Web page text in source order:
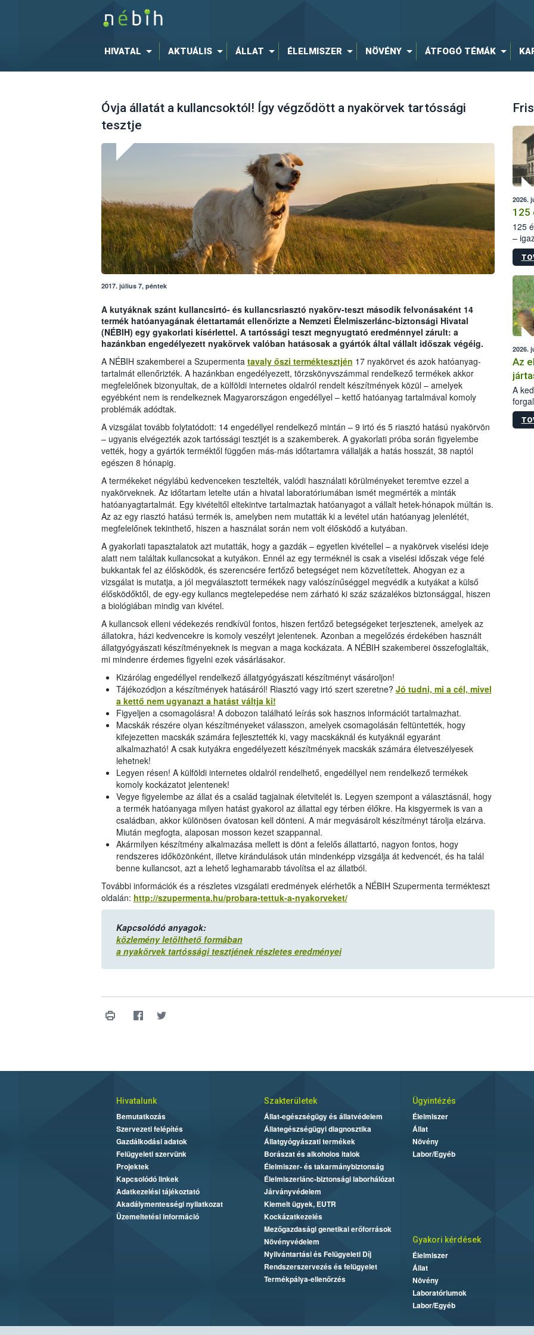
HIVATAL AKTUÁLIS ÁLLAT ÉLELMISZER NÖVÉNY ÁTFOGÓ TÉMÁK
Óvja állatát a kullancsoktól! Így végződött a nyakörvek tartóssági
tesztje
2017. július 7, péntek
A kutyáknak szánt kullancsirtó- és kullancsriasztó nyakörv-teszt második felvonásaként 14
termék hatóanyagának élettartamát ellenőrizte a Nemzeti Élelmiszerlánc-biztonsági Hivatal
(NÉBIH) egy gyakorlati kísérlettel. A tartóssági teszt megnyugtató eredménnyel zárult: a
hazánkban engedélyezett nyakörvek valóban hatásosak a gyártók által vállalt időszak végéig.
A NÉBIH szakemberei a Szupermenta tavaly őszi terméktesztjén 17 nyakörvet és azok hatóanyag-
tartalmát ellenőrizték. A hazánkban engedélyezett, törzskönyvszámmal rendelkező termékek akkor
megfelelőnek bizonyultak, de a külföldi internetes oldalról rendelt készítmények közül – amelyek
egyébként nem is rendelkeznek Magyarországon engedéllyel – kettő hatóanyag tartalmával komoly
problémák adódtak.
A vizsgálat tovább folytatódott: 14 engedéllyel rendelkező mintán – 9 irtó és 5 riasztó hatású nyakörvön
– ugyanis elvégezték azok tartóssági tesztjét is a szakemberek. A gyakorlati próba során figyelembe
vették, hogy a gyártók terméktől függően más-más időtartamra vállalják a hatás hosszát, 38 naptól
egészen 8 hónapig.
A termékeket négylábú kedvenceken tesztelték, valódi használati körülményeket teremtve ezzel a
nyakörveknek. Az időtartam letelte után a hivatal laboratóriumában ismét megmérték a minták
hatóanyagtartalmát. Egy kivételtől eltekintve tartalmaztak hatóanyagot a vállalt hetek-hónapok múltán is.
Az az egy riasztó hatású termék is, amelyben nem mutatták ki a levétel után hatóanyag jelenlétét,
megfelelőnek tekinthető, hiszen a használat során nem volt élősködő a kutyában.
A gyakorlati tapasztalatok azt mutatták, hogy a gazdák – egyetlen kivétellel – a nyakörvek viselési ideje
alatt nem találtak kullancsokat a kutyákon. Ennél az egy terméknél is csak a viselési időszak vége felé
bukkantak fel az élősködök, és szerencsére fertőző betegséget nem közvetítettek. Ahogyan ez a
vizsgálat is mutatja, a jól megválasztott termékek nagy valószínűséggel megvédik a kutyákat a külső
élősködőktől, de egy-egy kullancs megtelepedése nem zárható ki száz százalékos biztonsággal, hiszen
a biológiában mindig van kivétel.
A kullancsok elleni védekezés rendkívül fontos, hiszen fertőző betegségeket terjesztenek, amelyek az
állatokra, házi kedvencekre is komoly veszélyt jelentenek. Azonban a megelőzés érdekében használt
állatgyógyászati készítményeknek is megvan a maga kockázata. A NÉBIH szakemberei összefoglalták,
mi mindenre érdemes figyelni ezek vásárlásakor.
Kizárólag engedéllyel rendelkező állatgyógyászati készítményt vásároljon!
Tájékozódjon a készítmények hatásáról! Riasztó vagy irtó szert szeretne? Jó tudni, mi a cél, mivel
a kettő nem ugyanazt a hatást váltja ki!
Figyeljen a csomagolásra! A dobozon található leírás sok hasznos információt tartalmazhat.
Macskák részére olyan készítményeket válasszon, amelyek csomagolásán feltüntették, hogy
kifejezetten macskák számára fejlesztették ki, vagy macskáknál és kutyáknál egyaránt
alkalmazható! A csak kutyákra engedélyezett készítmények macskák számára életveszélyesek
lehetnek!
Legyen résen! A külföldi internetes oldalról rendelhető, engedéllyel nem rendelkező termékek
komoly kockázatot jelentenek!
Vegye figyelembe az állat és a család tagjainak életvitelét is. Legyen szempont a választásnál, hogy
a termék hatóanyaga milyen hatást gyakorol az állattal egy térben élőkre. Ha kisgyermek is van a
családban, akkor különösen óvatosan kell dönteni. A már megvásárolt készítményt tárolja elzárva.
Miután megfogta, alaposan mosson kezet szappannal.
Akármilyen készítmény alkalmazása mellett is dönt a felelős állattartó, nagyon fontos, hogy
rendszeres időközönként, illetve kirándulások után mindenképp vizsgálja át kedvencét, és ha talál
benne kullancsot, azt a lehető leghamarabb távolítsa el az állatból.
További információk és a részletes vizsgálati eredmények elérhetők a NÉBIH Szupermenta termékteszt
oldalán: http://szupermenta.hu/probara-tettuk-a-nyakorveket/
Kapcsolódó anyagok:
közlemény letölthető formában
a nyakörvek tartóssági tesztjének részletes eredményei
2026.
125
125
–
15.
2026.
Az
A
Hivatalunk
Bemutatkozás
Szervezeti felépítés
Gazdálkodási adatok
Felügyeleti szervünk
Projektek
Kapcsolódó linkek
Adatkezelési tájékoztató
Akadálymentességi nyilatkozat
Üzemeltetési információ
Szakterületek
Állat-egészségügy és állatvédelem
Állategészségügyi diagnosztika
Állatgyógyászati termékek
Borászat és alkoholos italok
Élelmiszer- és takarmánybiztonság
Élelmiszerlánc-biztonsági laborhálózat
Járványvédelem
Kiemelt ügyek, EUTR
Kockázatkezelés
Mezőgazdasági genetikai erőforrások
Növényvédelem
Nyilvántartási és Felügyeleti Díj
Rendszerszervezés és felügyelet
Termékpálya-ellenőrzés
Ügyintézés
Élelmiszer
Állat
Növény
Labor/Egyéb
Gyakori kérdések
Élelmiszer
Állat
Növény
Laboratóriumok
Labor/Egyéb